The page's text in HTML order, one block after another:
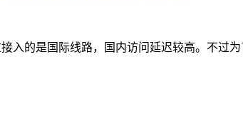
入的是国际线路，国内访问延迟较高。不过